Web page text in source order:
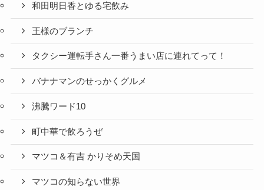
和田明日香とゆる宅飲み
王様のブランチ
タクシー運転手さん一番うまい店に連れてって！
バナナマンのせっかくグルメ
沸騰ワード10
町中華で飲ろうぜ
マツコ＆有吉 かりそめ天国
マツコの知らない世界